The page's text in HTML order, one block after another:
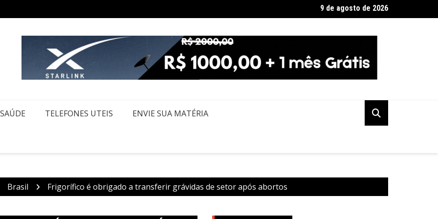
Agosto terá dois eclipses; saiba como assistir aos fenômenos
9 de agosto de 2026
SAÚDE TELEFONES UTEIS ENVIE SUA MATÉRIA
Brasil Frigorífico é obrigado a transferir grávidas de setor após abortos